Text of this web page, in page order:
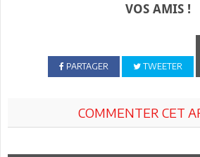
VOS AMIS !
PARTAGER TWEETER
COMMENTER CET